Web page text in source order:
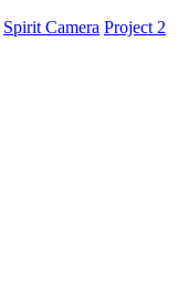
Spirit Camera Project 2